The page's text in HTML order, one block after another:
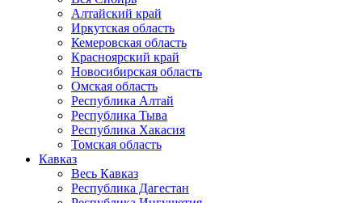
Алтайский край
Иркутская область
Кемеровская область
Красноярский край
Новосибирская область
Омская область
Республика Алтай
Республика Тыва
Республика Хакасия
Томская область
Кавказ
Весь Кавказ
Республика Дагестан